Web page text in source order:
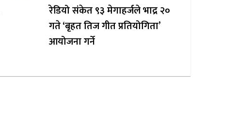
रेडियो संकेत ९३ मेगाहर्जले भाद्र २०
गते ‘बृहत तिज गीत प्रतियोगिता’
आयोजना गर्ने